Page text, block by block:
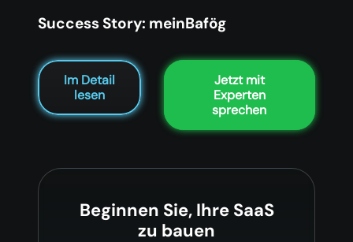
Success Story: meinBafög
Im Detail
lesen
Jetzt mit
Experten
sprechen
Beginnen Sie, Ihre SaaS
zu bauen